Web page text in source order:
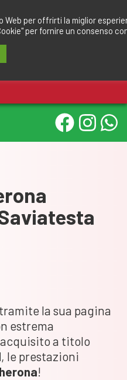
la sua pagina
estrema
a titolo
, le prestazioni
!
Web per offrirti la miglior
per fornire un consenso